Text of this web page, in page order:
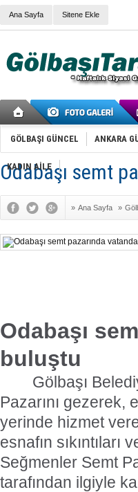
Ana Sayfa Sitene Ekle
GÖLBAŞI GÜNCEL ANKARA
KADIN AİLE
Odabaşı semt
» Ana Sayfa »
Odabaşı
buluştu
Gölbaşı
Pazarını
yerinde hizmet
esnafın sıkıntıları
Seğmenler Semt
tarafından ilgiyle